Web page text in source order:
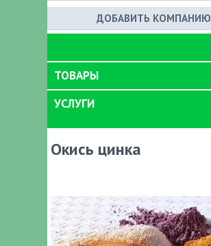
ДОБАВИТЬ КОМПАНИЮ
ТОВАРЫ
УСЛУГИ
Окись цинка